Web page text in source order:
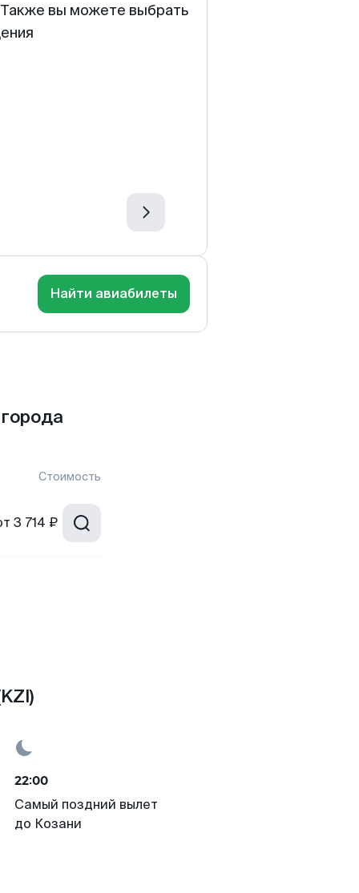
Также вы можете выбрать
Найти авиабилеты
Стоимость
3 714 ₽
22:00
Самый поздний вылет
до Козани